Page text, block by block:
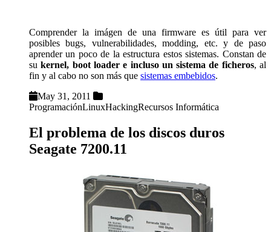
Comprender la imágen de una firmware es útil para ver
posibles bugs, vulnerabilidades, modding, etc. y de paso
aprender un poco de la estructura estos sistemas. Constan de
sukernel, boot loader e incluso un sistema de ficheros, al
fin y al cabo no son más que sistemas embebidos.
May 31, 2011
ProgramaciónLinuxHackingRecursos Informática
El problema de los discos duros
Seagate 7200.11